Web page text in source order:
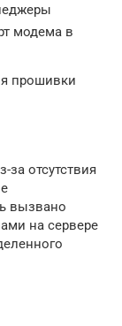
модема в
прошивки
отсутствия
вызвано
на сервере